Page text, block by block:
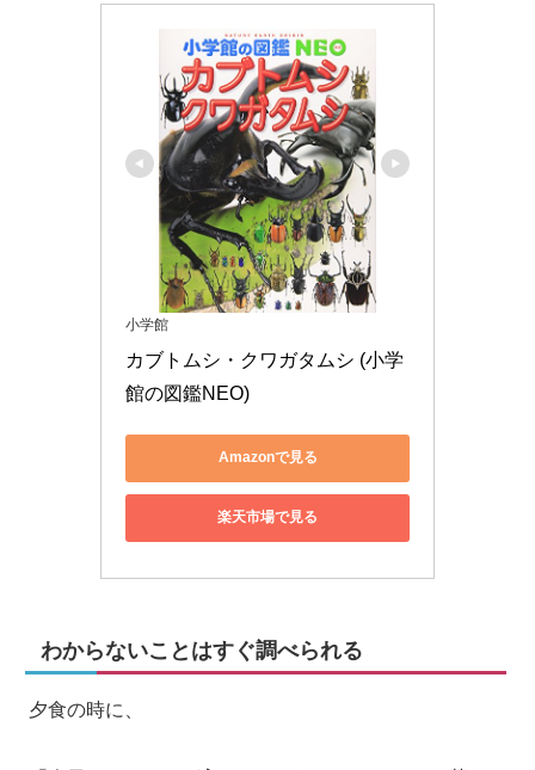
小学館
カブトムシ・クワガタムシ (小学
館の図鑑NEO)
Amazonで見る
楽天市場で見る
わからないことはすぐ調べられる
夕食の時に、